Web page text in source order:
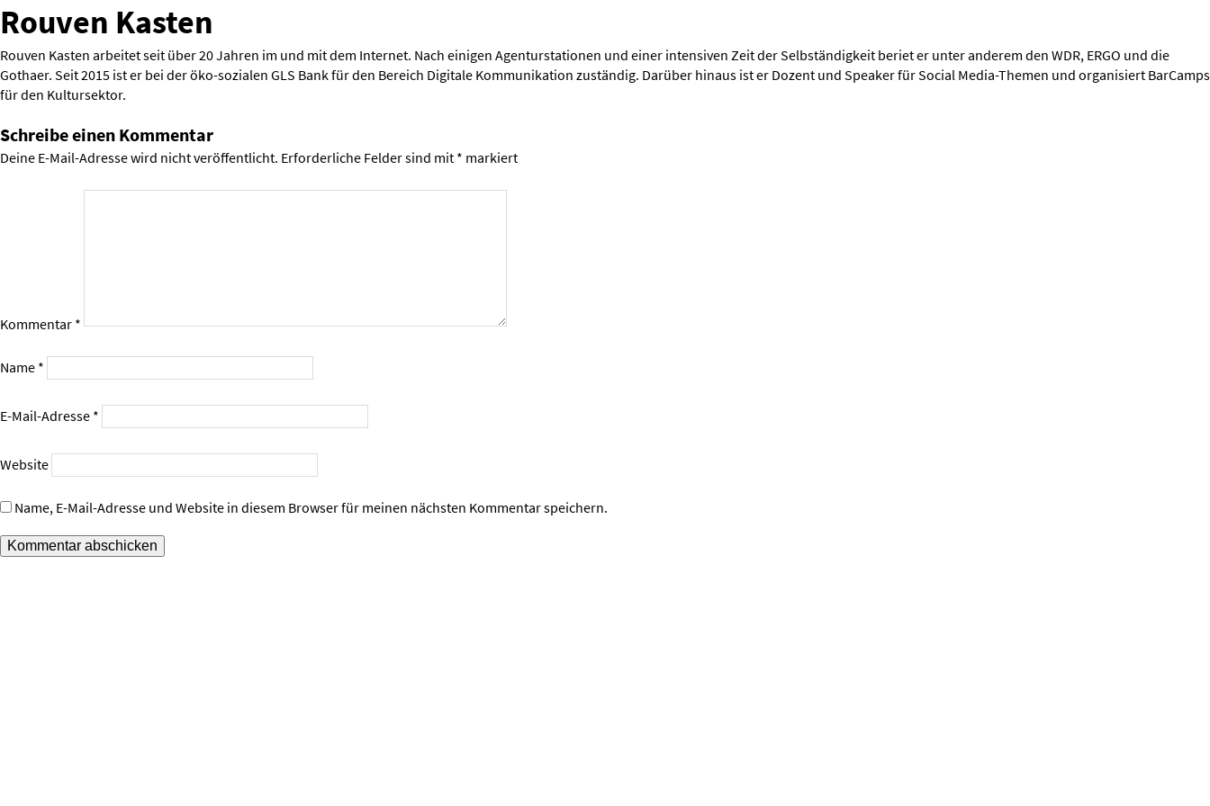
Rouven Kasten
Rouven Kasten arbeitet seit über 20 Jahren im und mit dem Internet. Nach einigen Agenturstationen und einer intensiven Zeit der Selbständigkeit beriet er unter anderem den WDR, ERGO und die
Gothaer. Seit 2015 ist er bei der öko-sozialen GLS Bank für den Bereich Digitale Kommunikation zuständig. Darüber hinaus ist er Dozent und Speaker für Social Media-Themen und organisiert BarCamps
für den Kultursektor.
Schreibe einen Kommentar
Deine E-Mail-Adresse wird nicht veröffentlicht. Erforderliche Felder sind mit * markiert
Kommentar *
Name *
E-Mail-Adresse *
Website
Name, E-Mail-Adresse und Website in diesem Browser für meinen nächsten Kommentar speichern.